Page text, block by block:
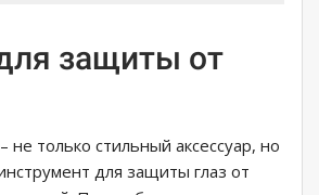
защиты от
не только стильный аксессуар, но
для защиты глаз от